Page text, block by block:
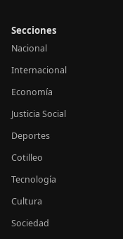
Secciones
Nacional
Internacional
Economía
Justicia Social
Deportes
Cotilleo
Tecnología
Cultura
Sociedad